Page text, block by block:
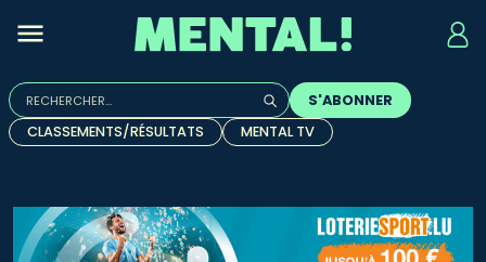
Rechercher :
Quand les résultats de l'auto-complétion sont
S'ABONNER
CLASSEMENTS/RÉSULTATS
MENTAL TV